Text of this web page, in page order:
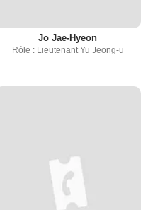
Jo Jae-Hyeon
Rôle : Lieutenant Yu Jeong-u